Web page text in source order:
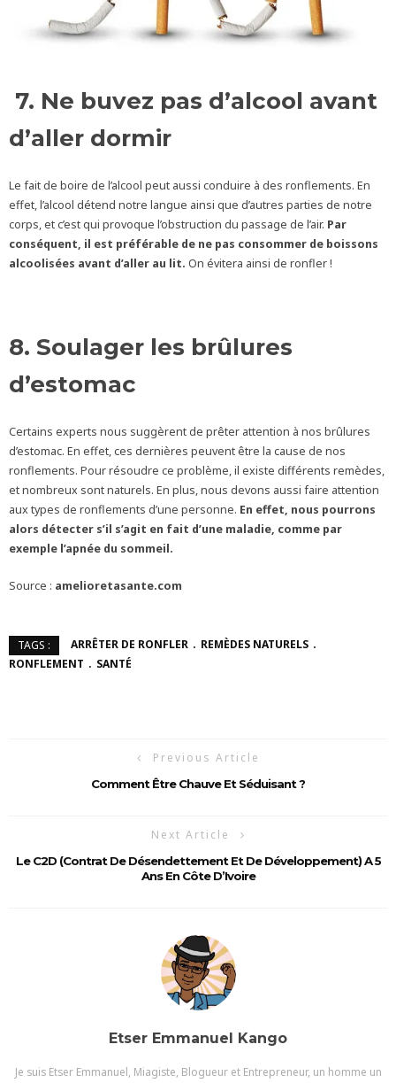
7. Ne buvez pas d’alcool avant
d’aller dormir
Le fait de boire de l’alcool peut aussi conduire à des ronflements. En
effet, l’alcool détend notre langue ainsi que d’autres parties de notre
corps, et c’est qui provoque l’obstruction du passage de l’air. Par
conséquent, il est préférable de ne pas consommer de boissons
alcoolisées avant d’aller au lit. On évitera ainsi de ronfler !
8. Soulager les brûlures
d’estomac
Certains experts nous suggèrent de prêter attention à nos brûlures
d’estomac. En effet, ces dernières peuvent être la cause de nos
ronflements. Pour résoudre ce problème, il existe différents remèdes,
et nombreux sont naturels. En plus, nous devons aussi faire attention
aux types de ronflements d’une personne. En effet, nous pourrons
alors détecter s’il s’agit en fait d’une maladie, comme par
exemple l’apnée du sommeil.
Source : amelioretasante.com
TAGS : ARRÊTER DE RONFLER
REMÈDES NATURELS
RONFLEMENT
SANTÉ
Previous Article
Comment Être Chauve Et Séduisant ?
Next Article
Le C2D (Contrat De Désendettement Et De Développement) A 5
Ans En Côte D’Ivoire
Etser Emmanuel Kango
Je suis Etser Emmanuel, Miagiste, Blogueur et Entrepreneur, un homme un